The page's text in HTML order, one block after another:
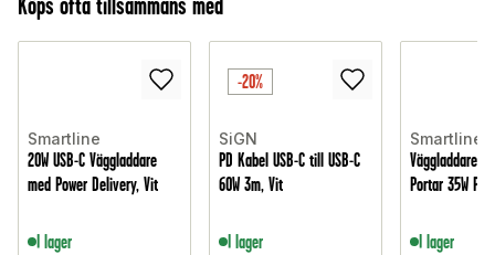
Smartline
20W USB-C Väggladdare
med Power Delivery, Vit
I lager
-20%
SiGN
PD Kabel USB-C till USB-C
60W 3m, Vit
I lager
Smartline
Väggladdare
Portar 35W
I lager